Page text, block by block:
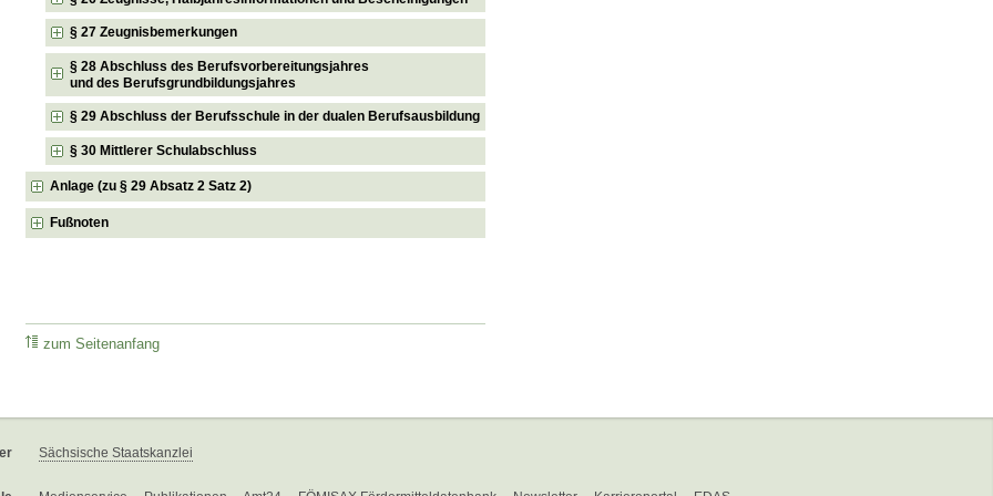
§ 27 Zeugnisbemerkungen
§ 28 Abschluss des Berufsvorbereitungsjahres
und des Berufsgrundbildungsjahres
§ 29 Abschluss der Berufsschule in der dualen Berufsausbildung
§ 30 Mittlerer Schulabschluss
Anlage (zu § 29 Absatz 2 Satz 2)
Fußnoten
zum Seitenanfang
Sächsische Staatskanzlei